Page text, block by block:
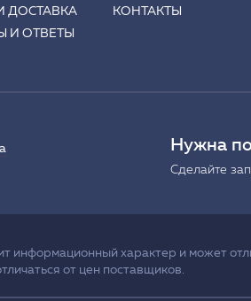
ДОСТАВКА
КОНТАКТЫ
И ОТВЕТЫ
Нужна
Сделайте
информационный характер и может
от цен поставщиков.